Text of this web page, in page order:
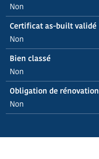
Non
Certificat as-built validé
Non
Bien classé
Non
Obligation de rénovation
Non